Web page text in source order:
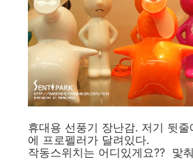
휴대용 선풍기 장난감. 저기 뒷
에 프로펠러가 달려있다.
작동스위치는 어디있게요?? 맟